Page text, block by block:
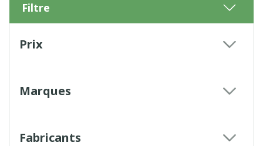
Filtre
Prix
Marques
Fabricants